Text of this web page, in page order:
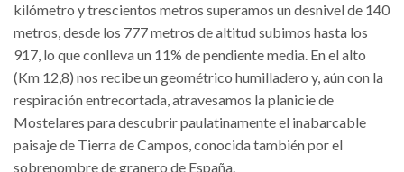
kilómetro y trescientos metros superamos un desnivel de 140
metros, desde los 777 metros de altitud subimos hasta los
917, lo que conlleva un 11% de pendiente media. En el alto
(Km 12,8) nos recibe un geométrico humilladero y, aún con la
respiración entrecortada, atravesamos la planicie de
Mostelares para descubrir paulatinamente el inabarcable
paisaje de Tierra de Campos, conocida también por el
sobrenombre de granero de España.